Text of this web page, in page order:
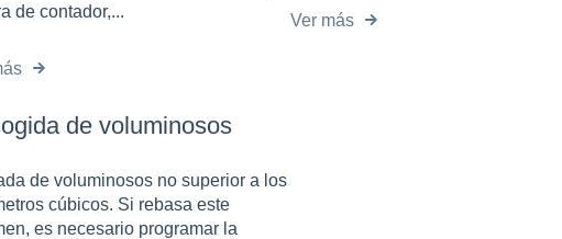
de contador,...
Ver más
de voluminosos
de voluminosos no superior a los
cúbicos. Si rebasa este
es necesario programar la